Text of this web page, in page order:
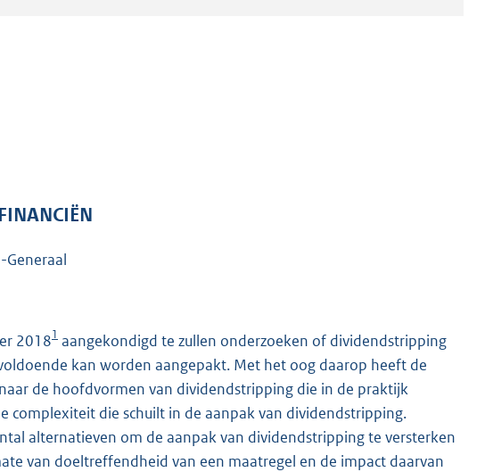
Generaal
20181 aangekondigd te zullen onderzoeken of dividendstripping
kan worden aangepakt. Met het oog daarop heeft de
de hoofdvormen van dividendstripping die in de praktijk
complexiteit die schuilt in de aanpak van dividendstripping.
alternatieven om de aanpak van dividendstripping te versterken
van doeltreffendheid van een maatregel en de impact daarvan